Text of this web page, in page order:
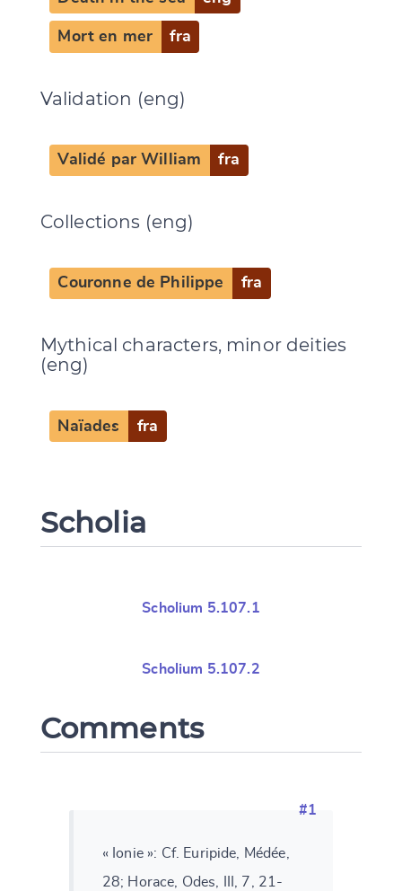
Mort en mer fra
Validation (eng)
Validé par William fra
Collections (eng)
Couronne de Philippe fra
Mythical characters, minor deities
(eng)
Naïades fra
Scholia
Scholium 5.107.1
Scholium 5.107.2
Comments
#1
« Ionie »: Cf. Euripide, Médée,
28; Horace, Odes, III, 7, 21-
SUBMIT & CHANGE